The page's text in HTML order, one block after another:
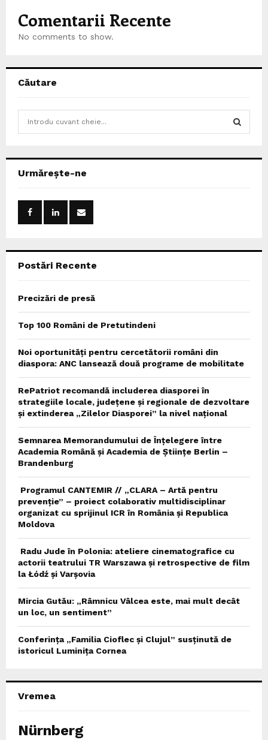
Comentarii Recente
No comments to show.
Căutare
h
Urmărește-ne
Postări Recente
Precizări de presă
Top 100 Români de Pretutindeni
Noi oportunități pentru cercetătorii români din
diaspora: ANC lansează două programe de mobilitate
RePatriot recomandă includerea diasporei în
strategiile locale, județene și regionale de dezvoltare
și extinderea „Zilelor Diasporei” la nivel național
Semnarea Memorandumului de Înțelegere între
Academia Română și Academia de Științe Berlin –
Brandenburg
Programul CANTEMIR // „CLARA – Artă pentru
prevenție” – proiect colaborativ multidisciplinar
organizat cu sprijinul ICR în România și Republica
Moldova
Radu Jude în Polonia: ateliere cinematografice cu
actorii teatrului TR Warszawa și retrospective de film
la Łódź și Varșovia
Mircia Gutău: „Râmnicu Vâlcea este, mai mult decât
un loc, un sentiment”
Conferința „Familia Cioflec și Clujul” susținută de
istoricul Luminița Cornea
Vremea
Nürnberg